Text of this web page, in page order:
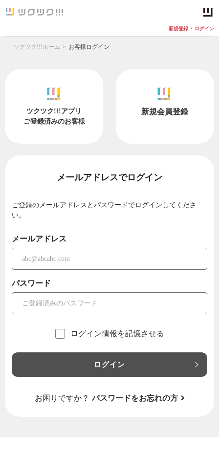
新規登録 / ログイン
ツクツク!!!ホーム お客様ログイン
ツクツク!!!アプリ
ご登録済みのお客様
新規会員登録
メールアドレスでログイン
ご登録のメールアドレスとパスワードでログインしてくださ
い。
メールアドレス
パスワード
ログイン情報を記憶させる
ログイン
お困りですか？ パスワードをお忘れの方